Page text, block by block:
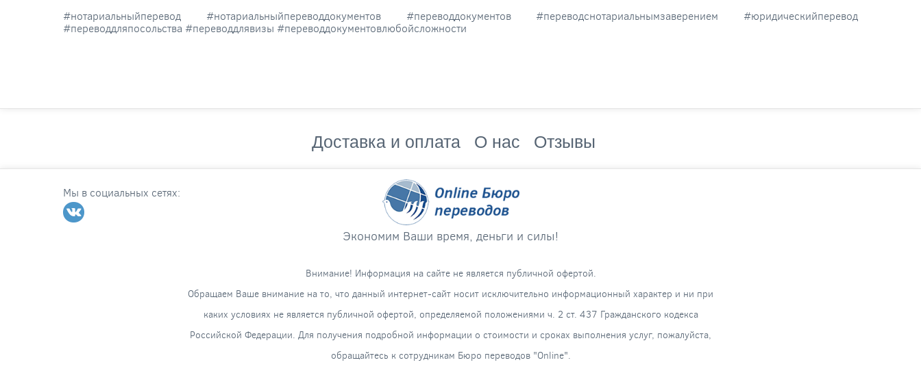
#нотариальныйперевод #нотариальныйпереводдокументов #переводдокументов #переводснотариальнымзаверением #юридическийперевод
#переводдляпосольства #переводдлявизы #переводдокументовлюбойсложности
Доставка и оплата О нас Отзывы
Мы в социальных сетях:
Экономим Ваши время, деньги и силы!
Внимание! Информация на сайте не является публичной офертой.
Обращаем Ваше внимание на то, что данный интернет-сайт носит исключительно информационный характер и ни при
каких условиях не является публичной офертой, определяемой положениями ч. 2 ст. 437 Гражданского кодекса
Российской Федерации. Для получения подробной информации о стоимости и сроках выполнения услуг, пожалуйста,
обращайтесь к сотрудникам Бюро переводов "Online".